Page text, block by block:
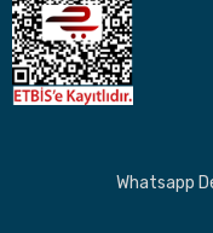
Whatsapp